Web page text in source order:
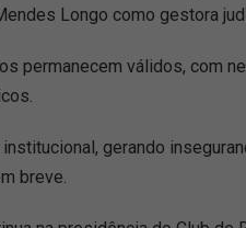
Longo como gestora
permanecem válidos, com
gerando
breve.